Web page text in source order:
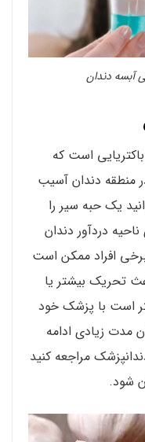
آبسه دندان
است که
منطقه دندان آسیب
یک حبه سیر را
دردآور دندان
افراد ممکن است
تحریک بیشتر یا
است با پزشک خود
مدت زیادی ادامه
مراجعه کنید
شود.